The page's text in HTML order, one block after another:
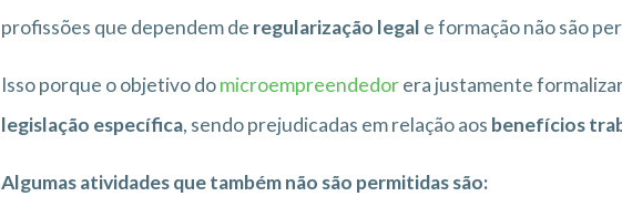
profissões que dependem de regularização legal e formação não são
Isso porque o objetivo domicroempreendedorera justamente
legislação específica, sendo prejudicadas em relação aos benefícios
Algumas atividades que também não são permitidas são: